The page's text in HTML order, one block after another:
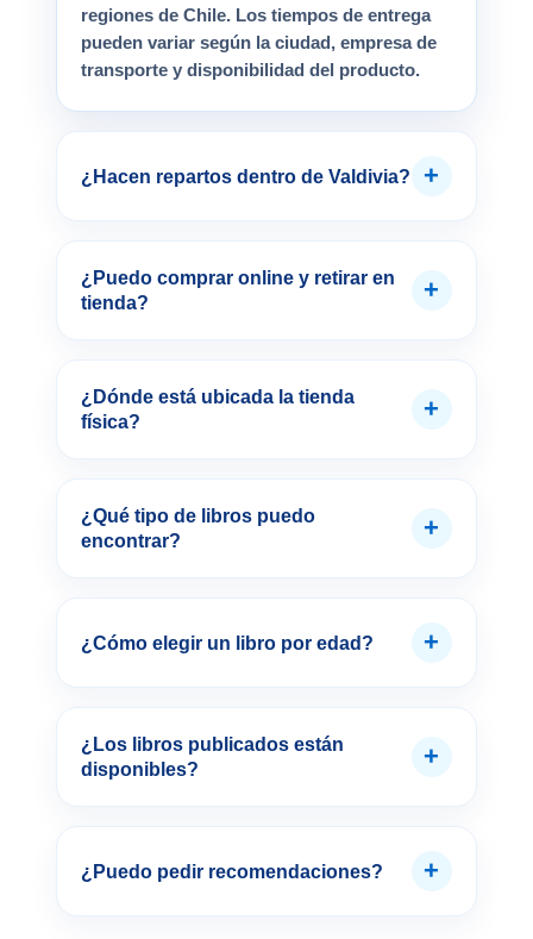
regiones de Chile. Los tiempos de entrega
pueden variar según la ciudad, empresa de
transporte y disponibilidad del producto.
¿Hacen repartos dentro de Valdivia? +
¿Puedo comprar online y retirar en
tienda?
+
¿Dónde está ubicada la tienda
física?
+
¿Qué tipo de libros puedo
encontrar?
+
¿Cómo elegir un libro por edad? +
¿Los libros publicados están
disponibles?
+
¿Puedo pedir recomendaciones? +